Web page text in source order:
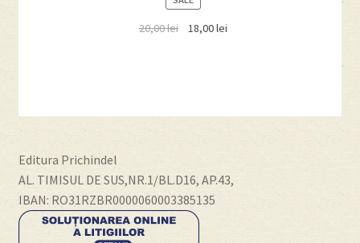
ON
SALE
20,00lei 18,00lei
Editura Prichindel
AL. TIMISUL DE SUS,NR.1/BL.D16, AP.43,
IBAN: RO31RZBR0000060003385135